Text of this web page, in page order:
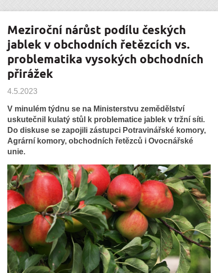
Meziroční nárůst podílu českých
jablek v obchodních řetězcích vs.
problematika vysokých obchodních
přirážek
4.5.2023
V minulém týdnu se na Ministerstvu zemědělství
uskutečnil kulatý stůl k problematice jablek v tržní síti.
Do diskuse se zapojili zástupci Potravinářské komory,
Agrární komory, obchodních řetězců i Ovocnářské
unie.